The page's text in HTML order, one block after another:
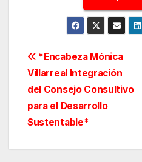
Navegación
de
entradas
*Encabeza Mónica
Villarreal Integración
del Consejo Consultivo
para el Desarrollo
Sustentable*